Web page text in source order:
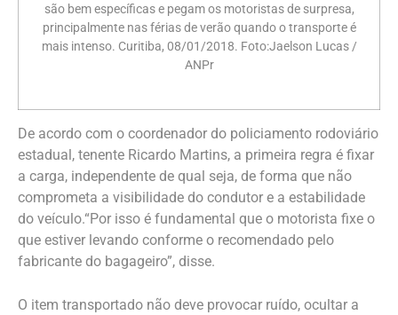
são bem específicas e pegam os motoristas de surpresa,
principalmente nas férias de verão quando o transporte é
mais intenso. Curitiba, 08/01/2018. Foto:Jaelson Lucas /
ANPr
De acordo com o coordenador do policiamento rodoviário
estadual, tenente Ricardo Martins, a primeira regra é fixar
a carga, independente de qual seja, de forma que não
comprometa a visibilidade do condutor e a estabilidade
do veículo.“Por isso é fundamental que o motorista fixe o
que estiver levando conforme o recomendado pelo
fabricante do bagageiro”, disse.
O item transportado não deve provocar ruído, ocultar a